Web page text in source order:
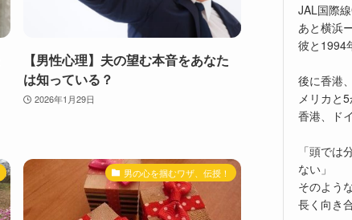
【男性心理】夫の望む本音をあなた
は知っている？
2026年1月29日
男の心を掴むワザ、伝授！
JAL国際
あと横浜
彼と1994
後に香港
メリカと
香港、ド
「頭では
ない」
そのよう
長く向き